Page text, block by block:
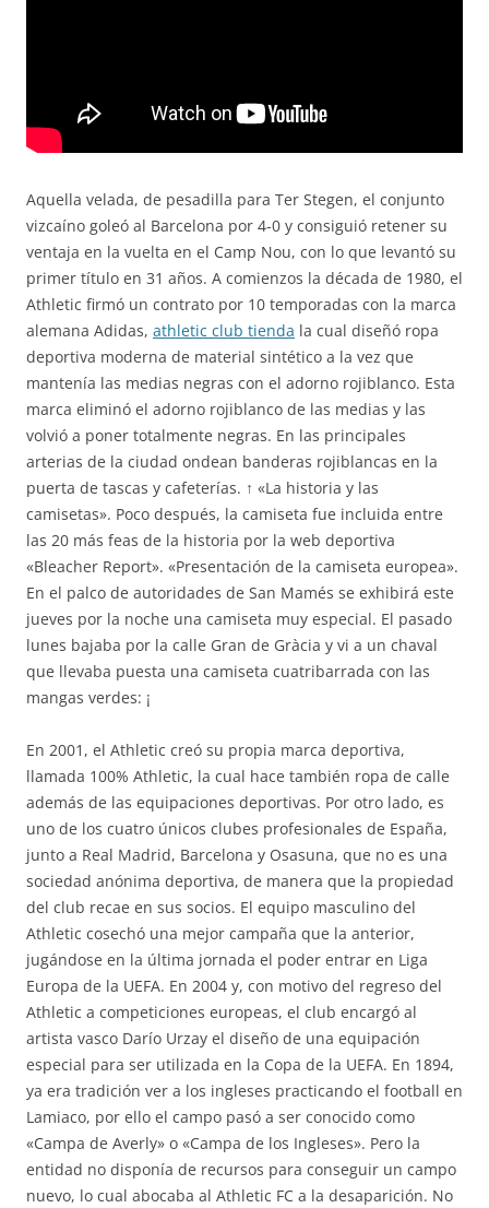
Aquella velada, de pesadilla para Ter Stegen, el conjunto
vizcaíno goleó al Barcelona por 4-0 y consiguió retener su
ventaja en la vuelta en el Camp Nou, con lo que levantó su
primer título en 31 años. A comienzos la década de 1980, el
Athletic firmó un contrato por 10 temporadas con la marca
alemana Adidas, athletic club tienda la cual diseñó ropa
deportiva moderna de material sintético a la vez que
mantenía las medias negras con el adorno rojiblanco. Esta
marca eliminó el adorno rojiblanco de las medias y las
volvió a poner totalmente negras. En las principales
arterias de la ciudad ondean banderas rojiblancas en la
puerta de tascas y cafeterías. ↑ «La historia y las
camisetas». Poco después, la camiseta fue incluida entre
las 20 más feas de la historia por la web deportiva
«Bleacher Report». «Presentación de la camiseta europea».
En el palco de autoridades de San Mamés se exhibirá este
jueves por la noche una camiseta muy especial. El pasado
lunes bajaba por la calle Gran de Gràcia y vi a un chaval
que llevaba puesta una camiseta cuatribarrada con las
mangas verdes: ¡
En 2001, el Athletic creó su propia marca deportiva,
llamada 100% Athletic, la cual hace también ropa de calle
además de las equipaciones deportivas. Por otro lado, es
uno de los cuatro únicos clubes profesionales de España,
junto a Real Madrid, Barcelona y Osasuna, que no es una
sociedad anónima deportiva, de manera que la propiedad
del club recae en sus socios. El equipo masculino del
Athletic cosechó una mejor campaña que la anterior,
jugándose en la última jornada el poder entrar en Liga
Europa de la UEFA. En 2004 y, con motivo del regreso del
Athletic a competiciones europeas, el club encargó al
artista vasco Darío Urzay el diseño de una equipación
especial para ser utilizada en la Copa de la UEFA. En 1894,
ya era tradición ver a los ingleses practicando el football en
Lamiaco, por ello el campo pasó a ser conocido como
«Campa de Averly» o «Campa de los Ingleses». Pero la
entidad no disponía de recursos para conseguir un campo
nuevo, lo cual abocaba al Athletic FC a la desaparición. No